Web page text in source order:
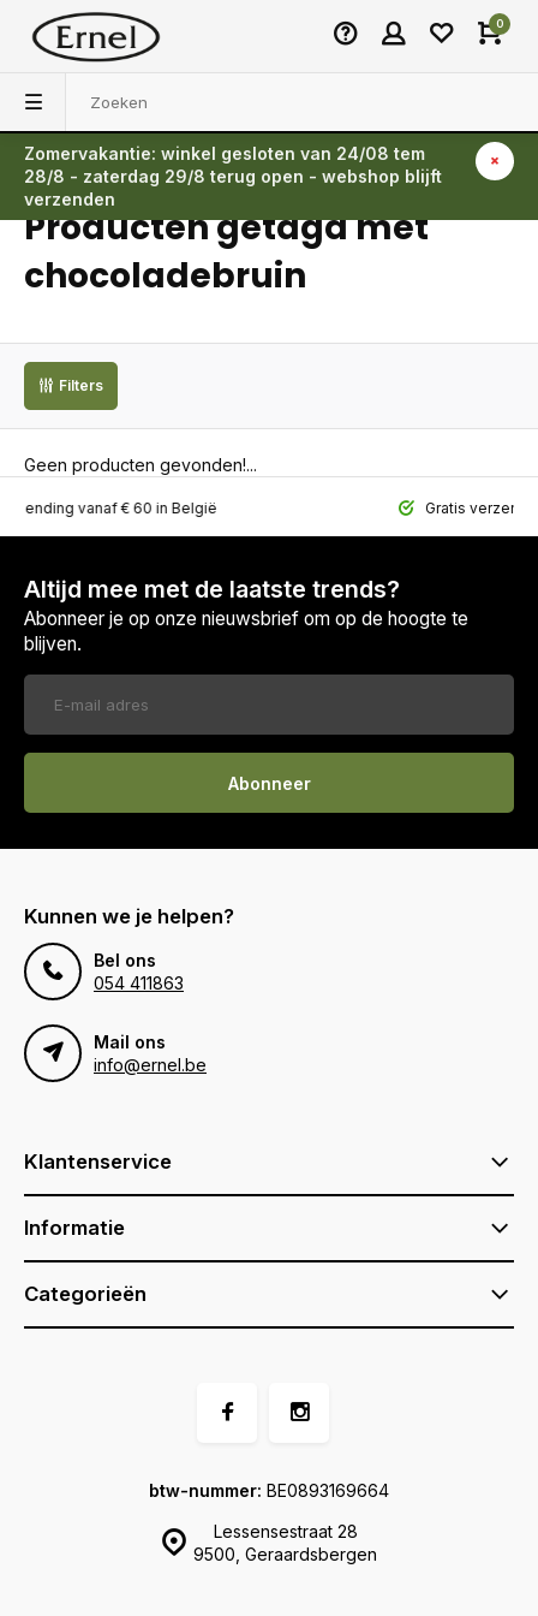
0
Zomervakantie: winkel gesloten van 24/08 tem
28/8 - zaterdag 29/8 terug open - webshop blijft
verzenden
Terug
Producten getagd met
chocoladebruin
Filters
Geen producten gevonden!...
vanaf € 60 in België Gratis verzending
Altijd mee met de laatste trends?
Abonneer je op onze nieuwsbrief om op de hoogte te
blijven.
Abonneer
Kunnen we je helpen?
Bel ons
054 411863
Mail ons
info@ernel.be
Klantenservice
Informatie
Categorieën
Lessensestraat 28
9500, Geraardsbergen
btw-nummer: BE0893169664